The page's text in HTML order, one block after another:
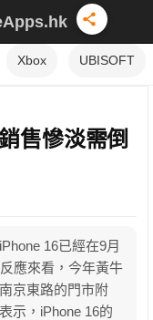
Xbox UBISOFT
售慘淡需倒
16已經在9月
應來看，今年黃牛
京東路的門市附
示，iPhone 16的